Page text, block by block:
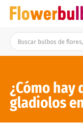
¿Cómo
gladiolos